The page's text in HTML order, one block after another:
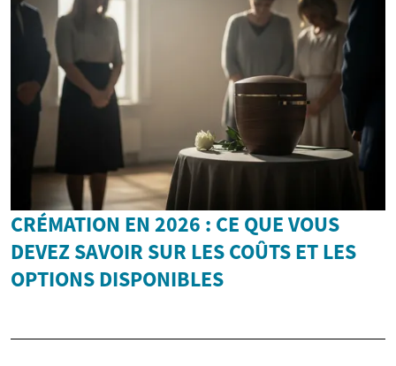
CRÉMATION EN 2026 : CE QUE VOUS
DEVEZ SAVOIR SUR LES COÛTS ET LES
OPTIONS DISPONIBLES